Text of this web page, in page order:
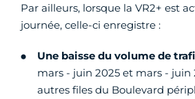
Par ailleurs, lorsque la VR2+ est
journée, celle-ci enregistre :
Une baisse du volume de
mars - juin 2025 et mars - juin
autres files du Boulevard